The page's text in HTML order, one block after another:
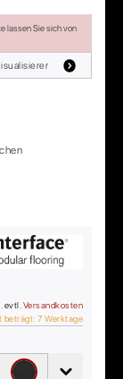
lassen Sie sich von
evtl. Versandkosten
beträgt: 7 Werktage